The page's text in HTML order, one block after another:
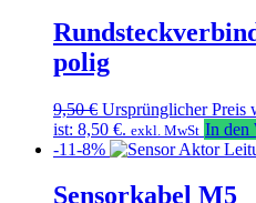
polig
9,50€ Ursprünglicher Preis
ist: 8,50 €. exkl. MwSt In den
-11-8%
Sensorkabel M5